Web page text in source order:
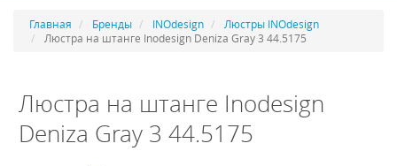
Главная Бренды INOdesign
Люстры INOdesign
Люстра на штанге Inodesign Deniza Gray 3 44.5175
Люстра на штанге Inodesign
Deniza Gray 3 44.5175